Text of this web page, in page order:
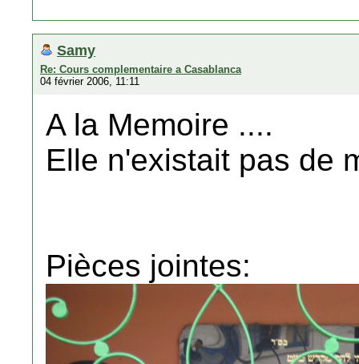
Samy
Re: Cours complementaire a Casablanca
04 février 2006, 11:11
A la Memoire ....
Elle n'existait pas de
Pièces jointes: